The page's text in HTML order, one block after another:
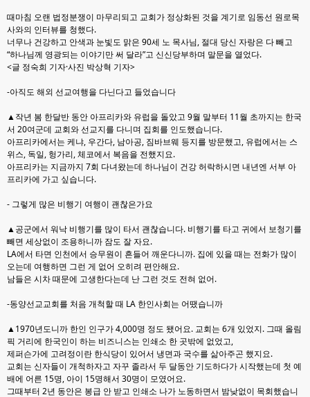
때마침 오랜 법정분쟁이 마무리되고 교회가 정상화된 것을 계기로 임동선 원로목
사와의 인터뷰를 청했다.
너무나 건강하고 안색과 눈빛도 맑은 90세 노 목사님, 절대 당신 자랑은 다 빼고
“하나님께 영광되는 이야기만 써 달라”고 신신당부하며 말문을 열었다.
<글 정숙희 기자·사진 박상혁 기자>
-아직도 해외 선교여행을 다닌다고 들었습니다
▲작년 봄 한달반 동안 아프리카와 유럽을 돌았고 9월 말부터 11월 초까지는 한국
서 20여군데 교회와 선교지를 다니며 집회를 인도했습니다.
아프리카에서는 케냐, 우간다, 남아공, 짐바브웨 등지를 방문했고, 유럽에서는 스
위스, 독일, 헝가리, 체코에서 복음을 전했지요.
아프리카는 지금까지 7회 다녀왔는데 하나님이 건강 허락하시면 내년엔 서부 아
프리카에 가고 싶습니다.
- 그렇게 많은 비행기 여행이 괜찮은가요
▲공군에서 워낙 비행기를 많이 타서 괜찮습니다. 비행기를 타고 귀에서 보청기를
빼면 세상없이 조용하니까 잠도 잘 자요.
LA에서 타면 인천에서 승무원이 흔들어 깨운다니까. 집에 있을 때는 전화가 많이
오는데 여행하면 그런 게 없어 오히려 편안해요.
남들은 시차 때문에 고생한다는데 난 그런 것도 전혀 없어.
-동양선교교회를 처음 개척할 때 LA 한인사회는 어땠습니까
▲1970년도니까 한인 인구가 4,000명 정도 됐어요. 교회는 6개 있었지. 그때 올림
픽 거리에 한국인이 하는 비즈니스는 인쇄소 한 곳밖에 없었고,
제퍼슨가에 고려정이란 한식당이 있어서 냉면과 국수를 삶아주곤 했지요.
교회는 신자들이 개척하자고 자꾸 졸라서 두 달동안 기도하다가 시작했는데 첫 예
배에 어른 15명, 아이 15명해서 30명이 모였어요.
그때부터 2년 동안은 봉급 안 받고 인쇄소 나가 노동하면서 밤낮없이 목회했습니